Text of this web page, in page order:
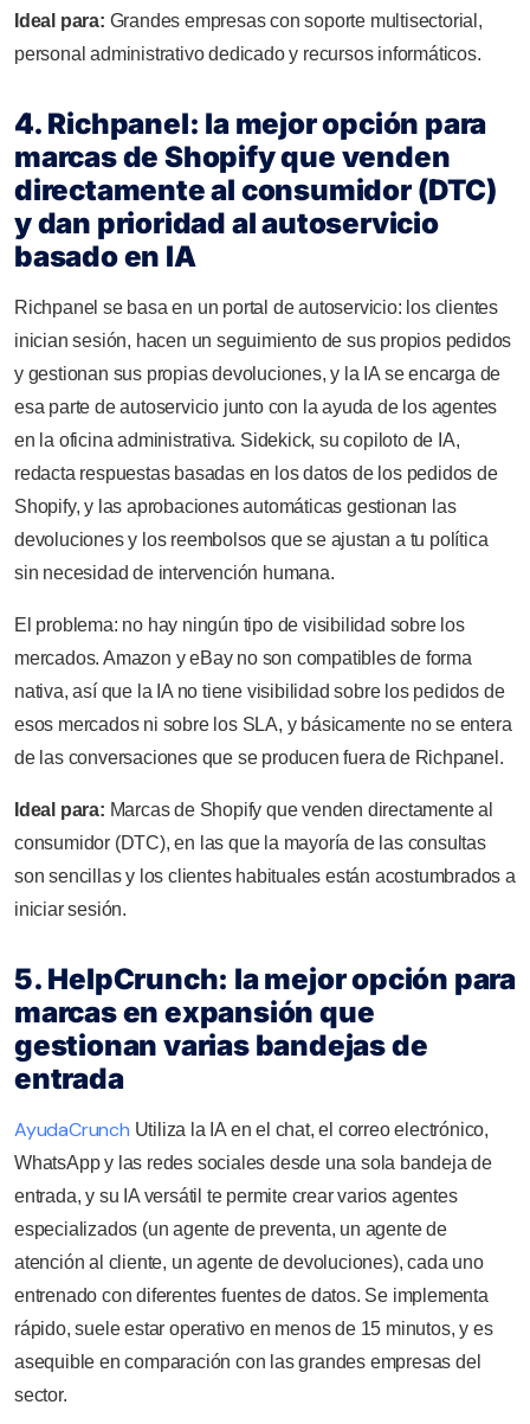
Ideal para: Grandes empresas con soporte multisectorial,
personal administrativo dedicado y recursos informáticos.
4. Richpanel: la mejor opción para
marcas de Shopify que venden
directamente al consumidor (DTC)
y dan prioridad al autoservicio
basado en IA
Richpanel se basa en un portal de autoservicio: los clientes
inician sesión, hacen un seguimiento de sus propios pedidos
y gestionan sus propias devoluciones, y la IA se encarga de
esa parte de autoservicio junto con la ayuda de los agentes
en la oficina administrativa. Sidekick, su copiloto de IA,
redacta respuestas basadas en los datos de los pedidos de
Shopify, y las aprobaciones automáticas gestionan las
devoluciones y los reembolsos que se ajustan a tu política
sin necesidad de intervención humana.
El problema: no hay ningún tipo de visibilidad sobre los
mercados. Amazon y eBay no son compatibles de forma
nativa, así que la IA no tiene visibilidad sobre los pedidos de
esos mercados ni sobre los SLA, y básicamente no se entera
de las conversaciones que se producen fuera de Richpanel.
Ideal para: Marcas de Shopify que venden directamente al
consumidor (DTC), en las que la mayoría de las consultas
son sencillas y los clientes habituales están acostumbrados a
iniciar sesión.
5. HelpCrunch: la mejor opción para
marcas en expansión que
gestionan varias bandejas de
entrada
AyudaCrunch Utiliza la IA en el chat, el correo electrónico,
WhatsApp y las redes sociales desde una sola bandeja de
entrada, y su IA versátil te permite crear varios agentes
especializados (un agente de preventa, un agente de
atención al cliente, un agente de devoluciones), cada uno
entrenado con diferentes fuentes de datos. Se implementa
rápido, suele estar operativo en menos de 15 minutos, y es
asequible en comparación con las grandes empresas del
sector.